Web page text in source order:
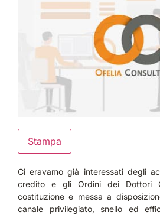
Stampa
Ci eravamo già interessati degli
credito e gli Ordini dei Dottori
costituzione e messa a
canale privilegiato, snello ed